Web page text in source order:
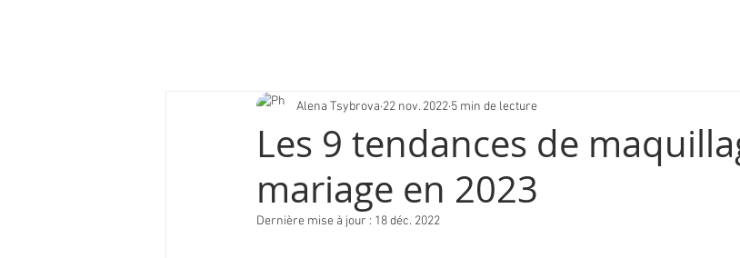
Les 9 tendances de
mariage en 2023
Alena Tsybrova 22 nov. 2022 5 min de lecture
Dernière mise à jour : 18 déc. 2022